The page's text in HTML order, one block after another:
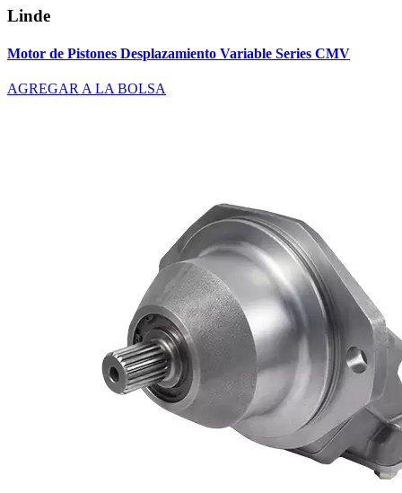
Linde
Motor de Pistones Desplazamiento Variable Series CMV
AGREGAR A LA BOLSA